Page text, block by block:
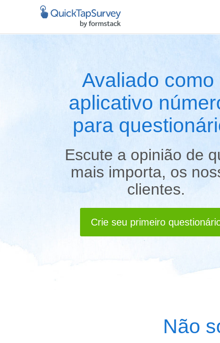
Avaliado como
aplicativo
para
Escute a opinião de
mais importa, os
clientes.
Crie seu primeiro
Não